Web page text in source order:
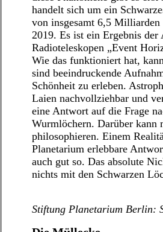
handelt sich um ein
von insgesamt 6,5 Milliarden
2019. Es ist ein Ergebnis
Radioteleskopen „Event
Wie das funktioniert hat,
sind beeindruckende
Schönheit zu erleben.
Laien nachvollziehbar und
eine Antwort auf die Frage
Wurmlöchern. Darüber kann
philosophieren. Einem
Planetarium erlebbare
auch gut so. Das absolute
nichts mit den Schwarzen
Stiftung Planetarium Berlin: